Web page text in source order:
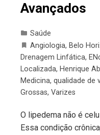
Avançados
Saúde
Angiologia, Belo
Drenagem Linfática,
Localizada, Henrique
Medicina, qualidade de
Grossas, Varizes
O lipedema não é
Essa condição